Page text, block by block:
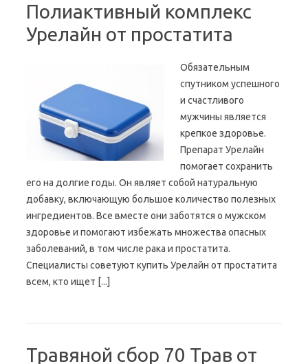
Полиактивный комплекс
Урелайн от простатита
Обязательным
спутником успешного
и счастливого
мужчины является
крепкое здоровье.
Препарат Урелайн
помогает сохранить
его на долгие годы. Он являет собой натуральную
добавку, включающую большое количество полезных
ингредиентов. Все вместе они заботятся о мужском
здоровье и помогают избежать множества опасных
заболеваний, в том числе рака и простатита.
Специалисты советуют купить Урелайн от простатита
всем, кто ищет [...]
Травяной сбор 70 Трав от